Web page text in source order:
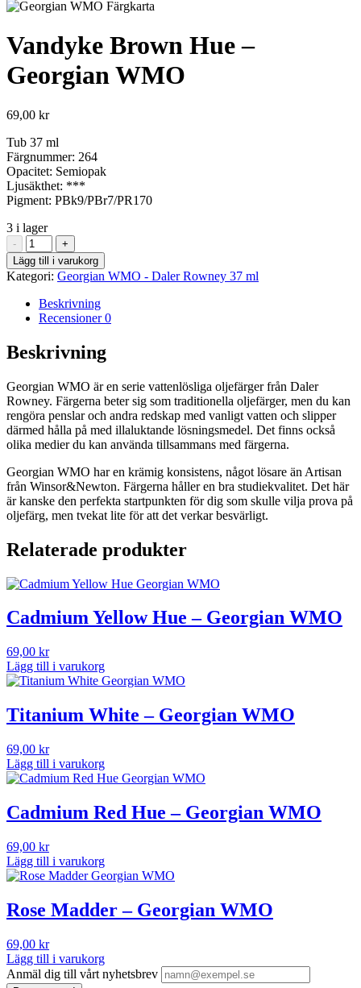
Vandyke Brown Hue –
Georgian WMO
69,00 kr
Tub 37 ml
Färgnummer: 264
Opacitet: Semiopak
Ljusäkthet: ***
Pigment: PBk9/PBr7/PR170
3 i lager
-
Vandyke
Brown
Hue
-
Georgian
WMO
mängd
+
Lägg till i varukorg
Kategori: Georgian WMO - Daler Rowney 37 ml
Beskrivning
Recensioner0
Beskrivning
Georgian WMO är en serie vattenlösliga oljefärger från Daler
Rowney. Färgerna beter sig som traditionella oljefärger, men du kan
rengöra penslar och andra redskap med vanligt vatten och slipper
därmed hålla på med illaluktande lösningsmedel. Det finns också
olika medier du kan använda tillsammans med färgerna.
Georgian WMO har en krämig konsistens, något lösare än Artisan
från Winsor&Newton. Färgerna håller en bra studiekvalitet. Det här
är kanske den perfekta startpunkten för dig som skulle vilja prova på
oljefärg, men tvekat lite för att det verkar besvärligt.
Relaterade produkter
Cadmium Yellow Hue – Georgian WMO
69,00 kr
Lägg till i varukorg
Titanium White – Georgian WMO
69,00 kr
Lägg till i varukorg
Cadmium Red Hue – Georgian WMO
69,00 kr
Lägg till i varukorg
Rose Madder – Georgian WMO
69,00 kr
Lägg till i varukorg
Anmäl dig till vårt nyhetsbrev